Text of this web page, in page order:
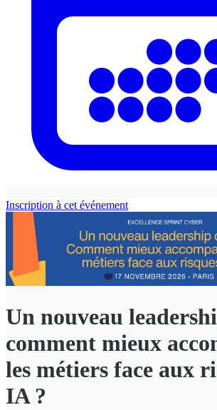
Inscription à cet événement
Un nouveau
comment mieux
les métiers face aux
IA ?